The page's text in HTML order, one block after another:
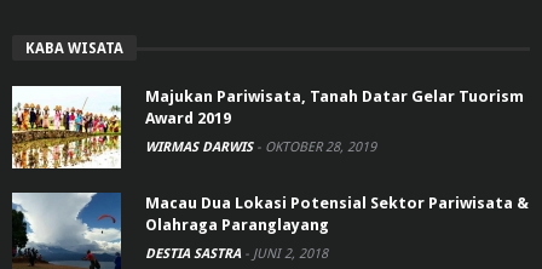
KABA WISATA
Majukan Pariwisata, Tanah Datar Gelar Tuorism
Award 2019
WIRMAS DARWIS - OKTOBER 28, 2019
Macau Dua Lokasi Potensial Sektor Pariwisata &
Olahraga Paranglayang
DESTIA SASTRA - JUNI 2, 2018